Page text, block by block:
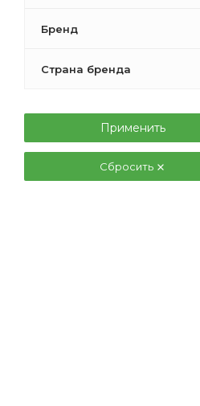
латунь, неокрашенный
латунь, янтарный
Бренд
Страна бренда
Применить
Сбросить